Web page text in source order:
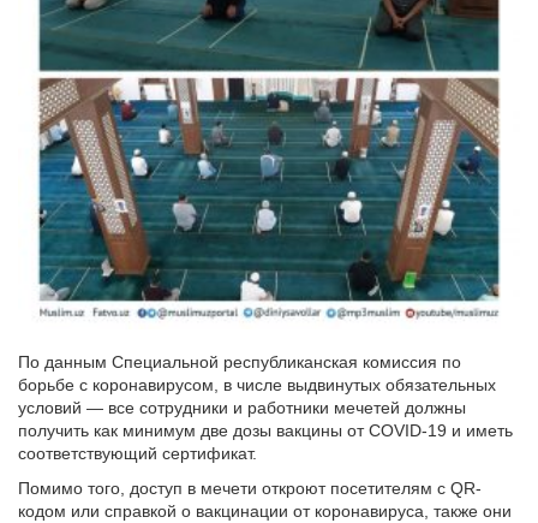
По данным Специальной республиканская комиссия по
борьбе с коронавирусом, в числе выдвинутых обязательных
условий — все сотрудники и работники мечетей должны
получить как минимум две дозы вакцины от COVID-19 и иметь
соответствующий сертификат.
Помимо того, доступ в мечети откроют посетителям с QR-
кодом или справкой о вакцинации от коронавируса, также они